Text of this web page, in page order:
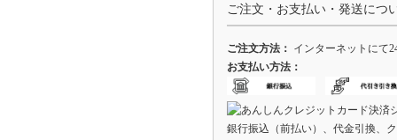
ご注文・お支払い・発送につ
ご注文方法： インターネットにて
お支払い方法：
銀行振込（前払い）、代金引換、